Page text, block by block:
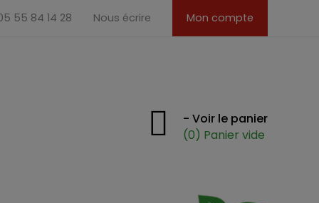
55 84 14 28 Nous écrire Mon compte
- Voir le panier
(0) Panier vide